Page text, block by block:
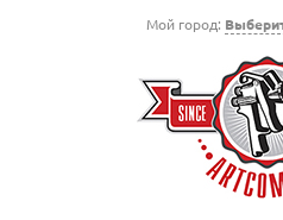
Мой город: